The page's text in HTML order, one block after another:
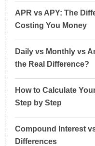
APR vs APY: The
Costing You Money
Daily vs Monthly vs
the Real Difference?
How to Calculate
Step by Step
Compound Interest
Differences